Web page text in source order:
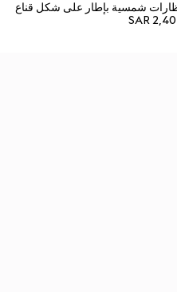
شمسية بإطار على شكل قناع
SAR